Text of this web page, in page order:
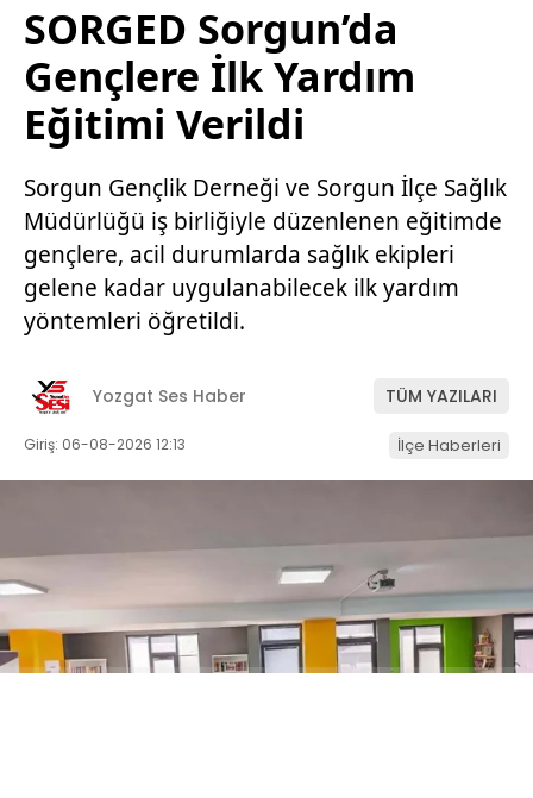
SORGED Sorgun’da
Gençlere İlk Yardım
Eğitimi Verildi
Sorgun Gençlik Derneği ve Sorgun İlçe Sağlık
Müdürlüğü iş birliğiyle düzenlenen eğitimde
gençlere, acil durumlarda sağlık ekipleri
gelene kadar uygulanabilecek ilk yardım
yöntemleri öğretildi.
Yozgat Ses Haber TÜM YAZILARI
Giriş: 06-08-2026 12:13 İlçe Haberleri